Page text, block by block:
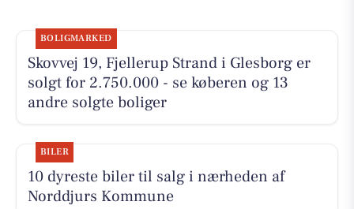
BOLIGMARKED
Skovvej 19, Fjellerup Strand i Glesborg er
solgt for 2.750.000 - se køberen og 13
andre solgte boliger
BILER
10 dyreste biler til salg i nærheden af
Norddjurs Kommune